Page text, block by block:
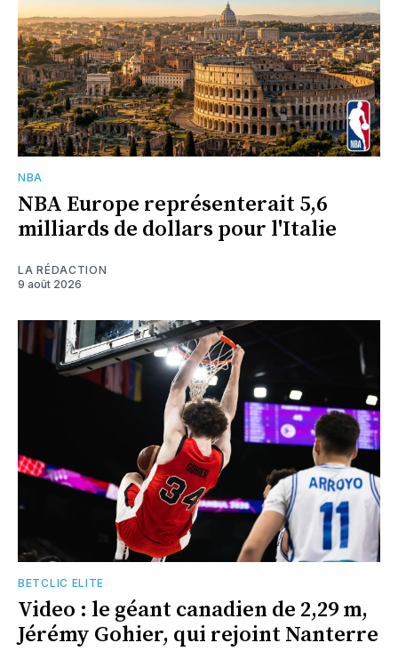
NBA
NBA Europe représenterait 5,6
milliards de dollars pour l'Italie
LA RÉDACTION
9 août 2026
BETCLIC ELITE
Video : le géant canadien de 2,29 m,
Jérémy Gohier, qui rejoint Nanterre